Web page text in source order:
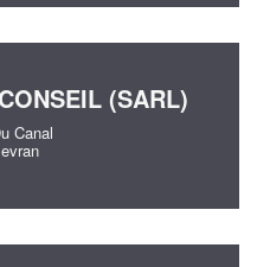
(SARL)
Canal